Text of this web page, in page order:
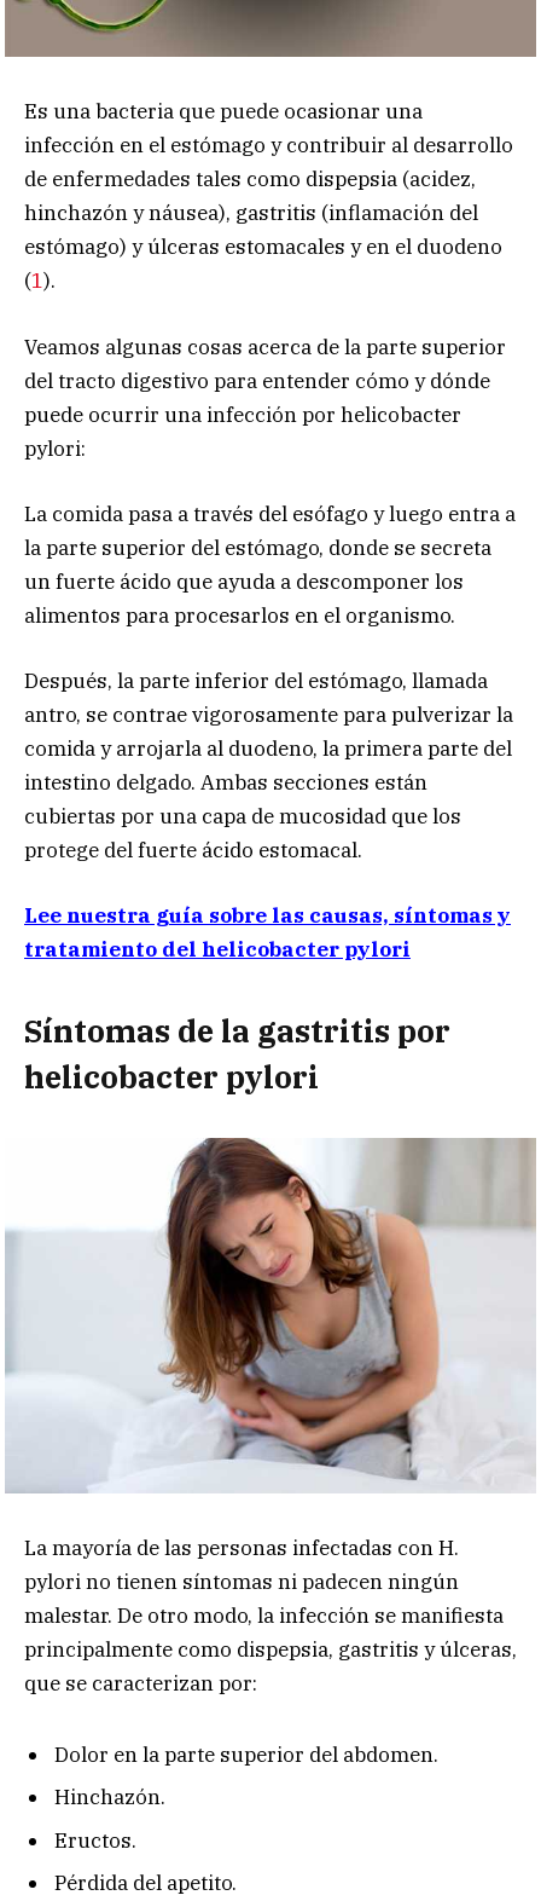
Es una bacteria que puede ocasionar una
infección en el estómago y contribuir al desarrollo
de enfermedades tales como dispepsia (acidez,
hinchazón y náusea), gastritis (inflamación del
estómago) y úlceras estomacales y en el duodeno
(1).
Veamos algunas cosas acerca de la parte superior
del tracto digestivo para entender cómo y dónde
puede ocurrir una infección por helicobacter
pylori:
La comida pasa a través del esófago y luego entra a
la parte superior del estómago, donde se secreta
un fuerte ácido que ayuda a descomponer los
alimentos para procesarlos en el organismo.
Después, la parte inferior del estómago, llamada
antro, se contrae vigorosamente para pulverizar la
comida y arrojarla al duodeno, la primera parte del
intestino delgado. Ambas secciones están
cubiertas por una capa de mucosidad que los
protege del fuerte ácido estomacal.
Lee nuestra guía sobre las causas, síntomas y
tratamiento del helicobacter pylori
Síntomas de la gastritis por
helicobacter pylori
La mayoría de las personas infectadas con H.
pylori no tienen síntomas ni padecen ningún
malestar. De otro modo, la infección se manifiesta
principalmente como dispepsia, gastritis y úlceras,
que se caracterizan por:
Dolor en la parte superior del abdomen.
Hinchazón.
Eructos.
Pérdida del apetito.